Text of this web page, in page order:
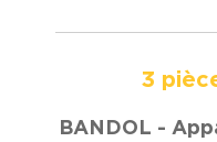
3
BANDOL -